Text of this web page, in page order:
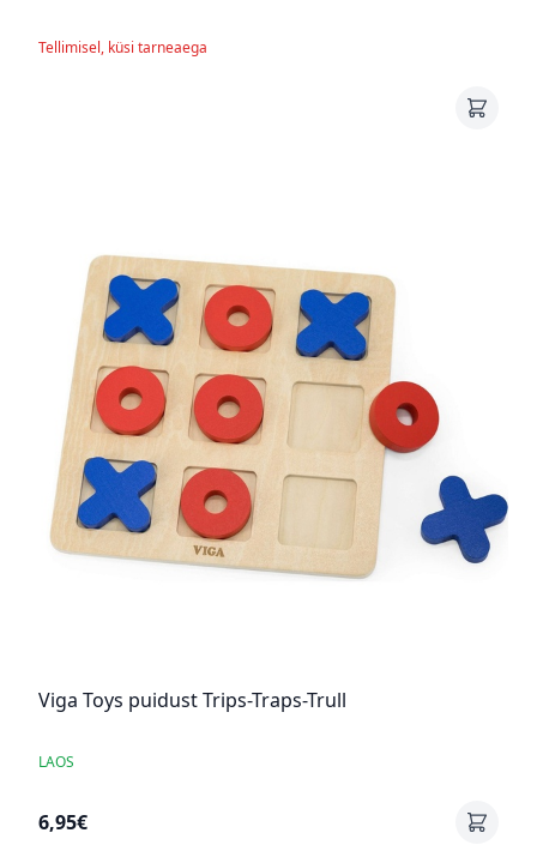
Tellimisel, küsi tarneaega
Viga Toys puidust Trips-Traps-Trull
LAOS
6,95€